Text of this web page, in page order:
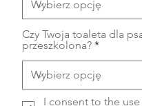
Czy Twoja toaleta dla
przeszkolona?
I consent to the